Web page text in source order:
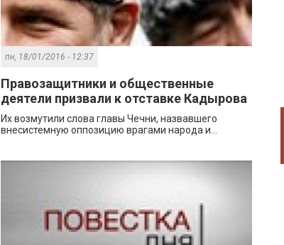
пн, 18/01/2016 - 12:37
Правозащитники и общественные
деятели призвали к отставке Кадырова
Их возмутили слова главы Чечни, назвавшего
внесистемную оппозицию врагами народа и...